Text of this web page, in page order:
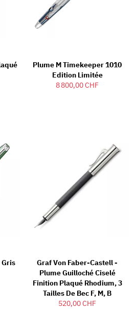
Plume M Timekeeper 1010
Edition Limitée
8 800,00 CHF
Gris
Graf Von Faber-Castell -
Plume Guilloché Ciselé
Finition Plaqué Rhodium, 3
Tailles De Bec F, M, B
520,00 CHF